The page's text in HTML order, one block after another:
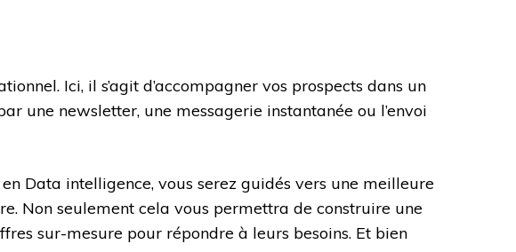
Ici, il s’agit d’accompagner vos prospects dans un
une newsletter, une messagerie instantanée ou l’envoi
Data intelligence, vous serez guidés vers une meilleure
Non seulement cela vous permettra de construire une
sur-mesure pour répondre à leurs besoins. Et bien